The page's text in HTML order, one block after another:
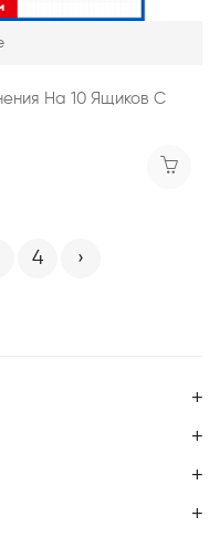
На 10 Ящиков С
4 ›